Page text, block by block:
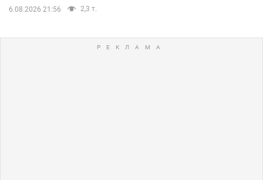
6.08.2026 21:56 2,3 т.